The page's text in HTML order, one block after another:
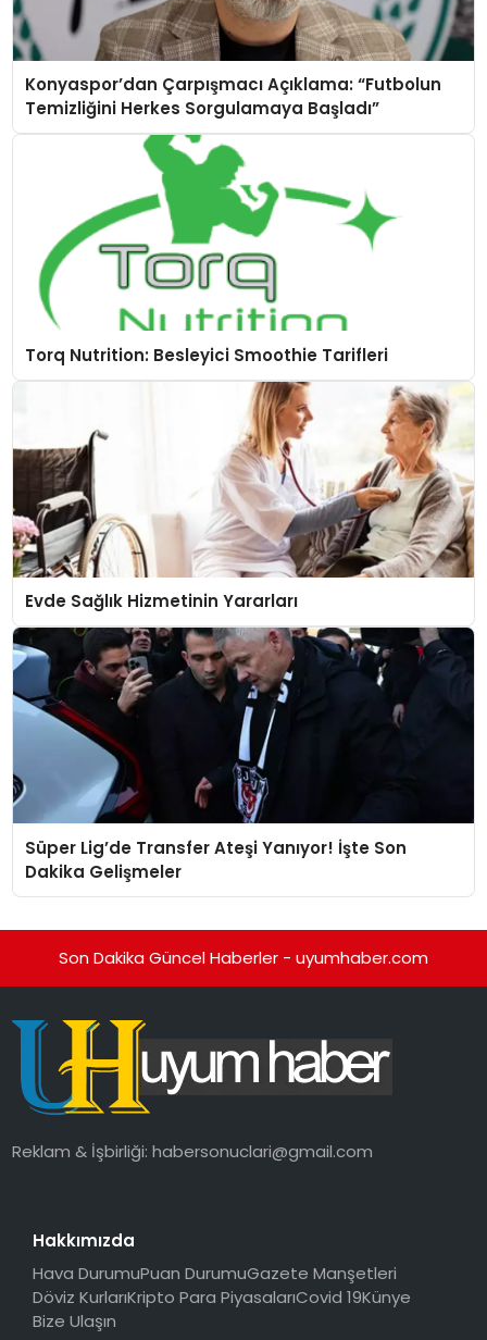
Konyaspor’dan Çarpışmacı Açıklama: “Futbolun
Temizliğini Herkes Sorgulamaya Başladı”
Torq Nutrition: Besleyici Smoothie Tarifleri
Evde Sağlık Hizmetinin Yararları
Süper Lig’de Transfer Ateşi Yanıyor! İşte Son
Dakika Gelişmeler
Son Dakika Güncel Haberler - uyumhaber.com
Reklam & İşbirliği:habersonuclari@gmail.com
Hakkımızda
Hava DurumuPuan DurumuGazete Manşetleri
Döviz KurlarıKripto Para PiyasalarıCovid 19Künye
Bize Ulaşın